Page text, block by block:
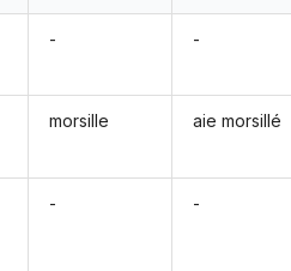
-
morsille
-
-
aie morsillé
-